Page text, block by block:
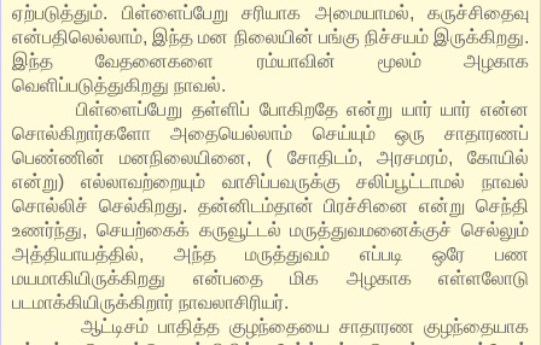
ஏற்படுத்தும். பிள்ளைப்பேறு சரியாக அமையாமல், கருச்சிதைவு
என்பதிலெல்லாம், இந்த மன நிலையின் பங்கு நிச்சயம் இருக்கிறது.
இந்த வேதனைகளை ரம்யாவின் மூலம் அழகாக
வெளிப்படுத்துகிறது நாவல்.
பிள்ளைப்பேறு தள்ளிப் போகிறதே என்று யார் யார் என்ன
சொல்கிறார்களோ அதையெல்லாம் செய்யும் ஒரு சாதாரணப்
பெண்ணின் மனநிலையினை, ( சோதிடம், அரசமரம், கோயில்
என்று) எல்லாவற்றையும் வாசிப்பவருக்கு சலிப்பூட்டாமல் நாவல்
சொல்லிச் செல்கிறது. தன்னிடம்தான் பிரச்சினை என்று செந்தி
உணர்ந்து, செயற்கைக் கருவூட்டல் மருத்துவமனைக்குச் செல்லும்
அத்தியாயத்தில், அந்த மருத்துவம் எப்படி ஒரே பண
மயமாகியிருக்கிறது என்பதை மிக அழகாக எள்ளலோடு
படமாக்கியிருக்கிறார் நாவலாசிரியர்.
ஆட்டிசம் பாதித்த குழந்தையை சாதாரண குழந்தையாக